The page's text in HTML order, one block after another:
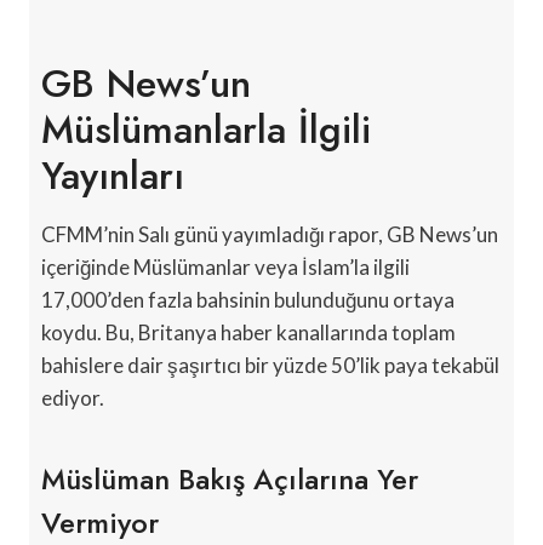
GB News’un
Müslümanlarla İlgili
Yayınları
CFMM’nin Salı günü yayımladığı rapor, GB News’un
içeriğinde Müslümanlar veya İslam’la ilgili
17,000’den fazla bahsinin bulunduğunu ortaya
koydu. Bu, Britanya haber kanallarında toplam
bahislere dair şaşırtıcı bir yüzde 50’lik paya tekabül
ediyor.
Müslüman Bakış Açılarına Yer
Vermiyor